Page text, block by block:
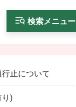
検索メニュー
止について
り)